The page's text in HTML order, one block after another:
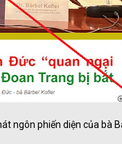
ngôn phiến diện của bà